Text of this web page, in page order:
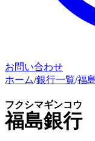
お問い合わせ
ホーム/銀行一覧/福
福島銀行
フクシマギンコウ